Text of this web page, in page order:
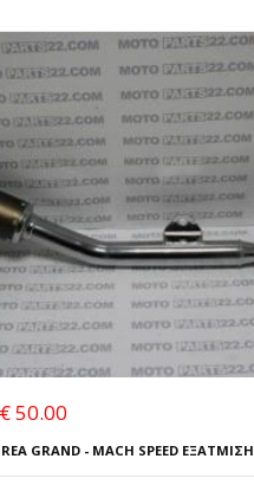
€ 50.00
GRAND - MACH SPEED ΕΞΑΤΜΙΣΗ